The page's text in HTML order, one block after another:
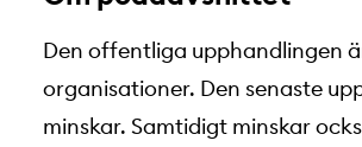
Den offentliga upphandlingen
organisationer. Den senaste
minskar. Samtidigt minskar